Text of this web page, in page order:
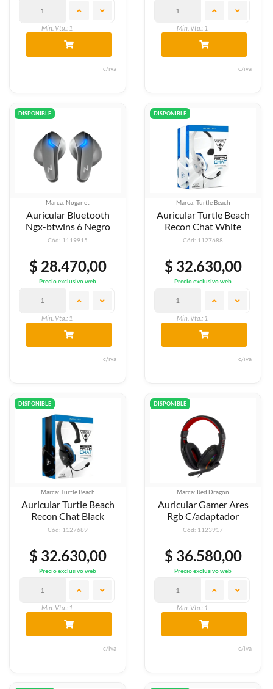
Min. Vta.: 1
c/iva
Min. Vta.: 1
c/iva
DISPONIBLE
Marca: Noganet
Auricular Bluetooth
Ngx-btwins 6 Negro
Cód: 1119915
$ 28.470,00
Precio exclusivo web
Min. Vta.: 1
c/iva
DISPONIBLE
Marca: Turtle Beach
Auricular Turtle Beach
Recon Chat White
Cód: 1127688
$ 32.630,00
Precio exclusivo web
Min. Vta.: 1
c/iva
DISPONIBLE
Marca: Turtle Beach
Auricular Turtle Beach
Recon Chat Black
Cód: 1127689
$ 32.630,00
Precio exclusivo web
Min. Vta.: 1
c/iva
DISPONIBLE
Marca: Red Dragon
Auricular Gamer Ares
Rgb C/adaptador
Cód: 1123917
$ 36.580,00
Precio exclusivo web
Min. Vta.: 1
c/iva